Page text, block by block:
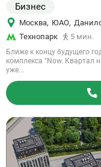
Бизнес
Москва, ЮАО,
Технопарк
5 мин.
Ближе к концу будущего
комплекса "Now. Квартал
уже...